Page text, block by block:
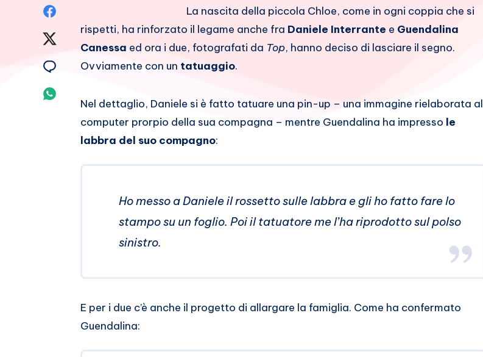
Facebook
Condividi
Condividi
Whatsapp
La nascita della piccola Chloe, come in ogni coppia che si
rispetti, ha rinforzato il legame anche fra Daniele Interrante e Guendalina
Canessa ed ora i due, fotografati da Top, hanno deciso di lasciare il segno.
Ovviamente con un tatuaggio.
Nel dettaglio, Daniele si è fatto tatuare una pin-up – una immagine rielaborata al
computer prorpio della sua compagna – mentre Guendalina ha impresso le
labbra del suo compagno:
Ho messo a Daniele il rossetto sulle labbra e gli ho fatto fare lo
stampo su un foglio. Poi il tatuatore me l’ha riprodotto sul polso
sinistro.
E per i due c’è anche il progetto di allargare la famiglia. Come ha confermato
Guendalina: